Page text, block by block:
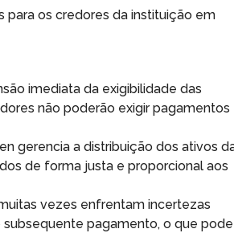
para os credores da instituição em
imediata da exigibilidade das
não poderão exigir pagamentos
gerencia a distribuição dos ativos
de forma justa e proporcional aos
vezes enfrentam incertezas
pagamento, o que pode